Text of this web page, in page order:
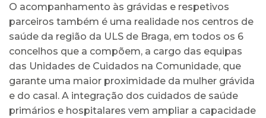
O acompanhamento às grávidas e respetivos
parceiros também é uma realidade nos centros de
saúde da região da ULS de Braga, em todos os 6
concelhos que a compõem, a cargo das equipas
das Unidades de Cuidados na Comunidade, que
garante uma maior proximidade da mulher grávida
e do casal. A integração dos cuidados de saúde
primários e hospitalares vem ampliar a capacidade